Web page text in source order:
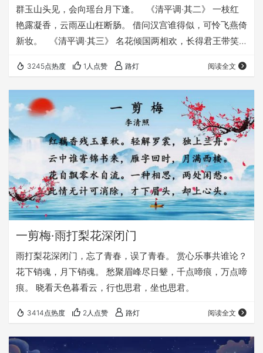
群玉山头见，会向瑶台月下逢。 《清平调·其二》 一枝红
艳露凝香，云雨巫山枉断肠。 借问汉宫谁得似，可怜飞燕倚
新妆。 《清平调·其三》 名花倾国两相欢，长得君王带笑
3245点热度 1人点赞 路灯 阅读全文
一剪梅·雨打梨花深闭门
雨打梨花深闭门，忘了青春，误了青春。 赏心乐事共谁论？
花下销魂，月下销魂。 愁聚眉峰尽日颦，千点啼痕，万点啼
痕。 晓看天色暮看云，行也思君，坐也思君。
3414点热度 2人点赞 路灯 阅读全文